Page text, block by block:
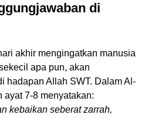
di
akhir mengingatkan manusia
apa pun, akan
hadapan Allah SWT. Dalam Al-
ayat 7-8 menyatakan:
kebaikan seberat zarrah,